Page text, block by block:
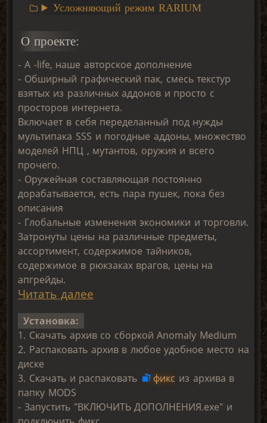
Усложняющий режим RARIUM
О проекте:
- A -life, наше авторское дополнение
- Обширный графический пак, смесь текстур
взятых из различных аддонов и просто с
просторов интернета.
Включает в себя переделанный под нужды
мультипака SSS и погодные аддоны, множество
моделей НПЦ , мутантов, оружия и всего
прочего.
- Оружейная составляющая постоянно
дорабатывается, есть пара пушек, пока без
описания
- Глобальные изменения экономики и торговли.
Затронуты цены на различные предметы,
ассортимент, содержимое тайников,
содержимое в рюкзаках врагов, цены на
апгрейды.
Читать далее
Установка:
1. Скачать архив со сборкой Anomaly Medium
2. Распаковать архив в любое удобное место на
диске
3. Скачать и распаковать
фикс из архива в
папку MODS
- Запустить "ВКЛЮЧИТЬ ДОПОЛНЕНИЯ.exe" и